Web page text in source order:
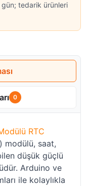
gün; tedarik ürünleri
0
RTC
modülü, saat,
düşük güçlü
Arduino ve
ile kolaylıkla